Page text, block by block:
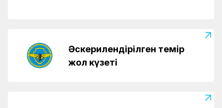
Әскерилендірілген темір
жол күзеті